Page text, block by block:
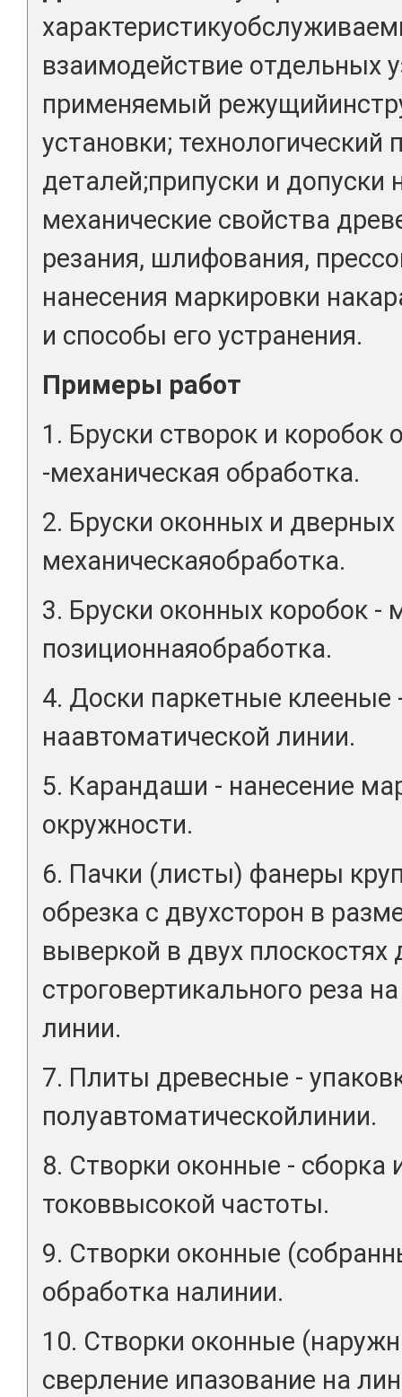
взаимодействие отдельных
применяемый
установки; технологический
деталей;припуски и допуски
механические свойства
резания, шлифования,
нанесения маркировки
и способы его устранения.
Примеры работ
1. Бруски створок и коробок
-механическая обработка.
2. Бруски оконных и дверных
механическаяобработка.
3. Бруски оконных коробок -
позиционнаяобработка.
4. Доски паркетные клееные
наавтоматической линии.
5. Карандаши - нанесение
окружности.
6. Пачки (листы) фанеры
обрезка с двухсторон в
выверкой в двух плоскостях
строговертикального реза
линии.
7. Плиты древесные -
полуавтоматическойлинии.
8. Створки оконные - сборка
токоввысокой частоты.
9. Створки оконные
обработка налинии.
10. Створки оконные
сверление ипазование на